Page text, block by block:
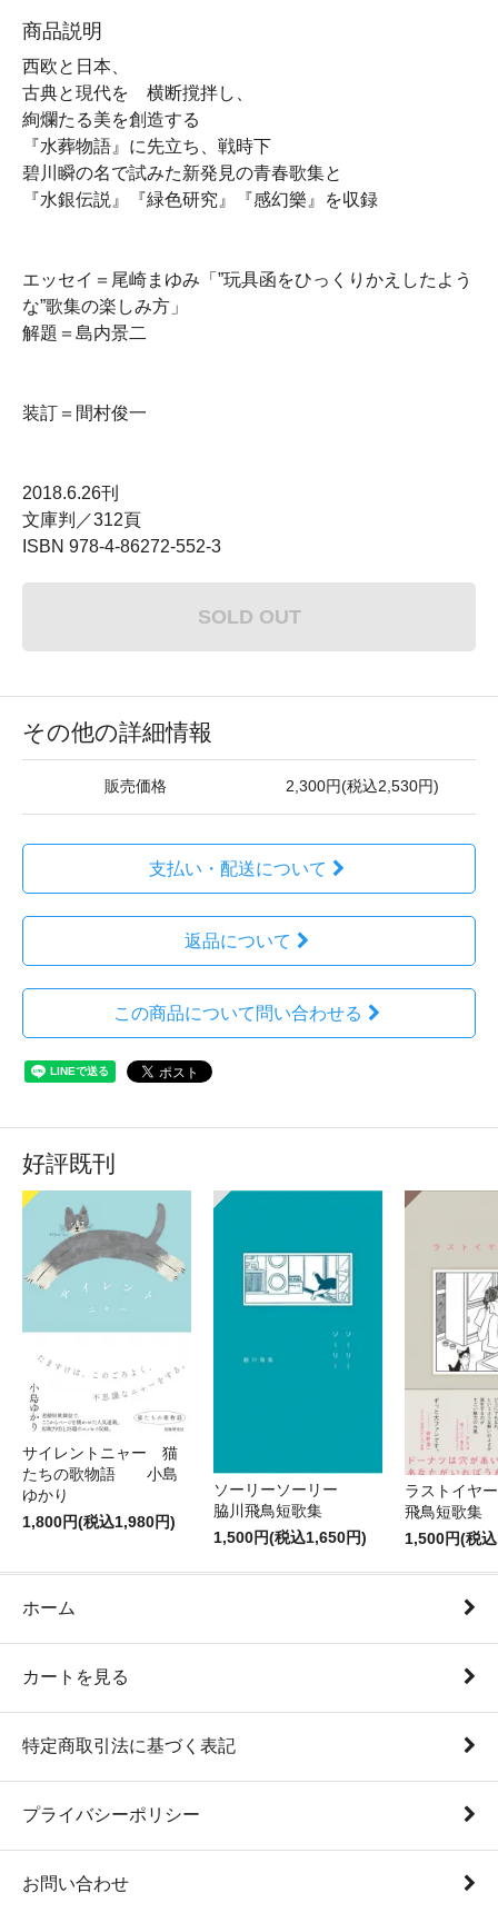
商品説明
西欧と日本、
古典と現代を 横断撹拌し、
絢爛たる美を創造する
『水葬物語』に先立ち、戦時下
碧川瞬の名で試みた新発見の青春歌集と
『水銀伝説』『緑色研究』『感幻樂』を収録
エッセイ＝尾崎まゆみ「”玩具函をひっくりかえしたよう
な”歌集の楽しみ方」
解題＝島内景二
装訂＝間村俊一
2018.6.26刊
文庫判／312頁
ISBN 978-4-86272-552-3
SOLD OUT
その他の詳細情報
販売価格 2,300円(税込2,530円)
支払い・配送について
返品について
この商品について問い合わせる
好評既刊
サイレントニャー 猫
たちの歌物語 小島
ゆかり
1,800円(税込1,980円)
ソーリーソーリー
脇川飛鳥短歌集
1,500円(税込1,650円)
ラストイ
飛鳥短
1,500円(税
ホーム
カートを見る
特定商取引法に基づく表記
プライバシーポリシー
お問い合わせ